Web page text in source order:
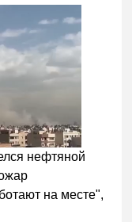
нефтяной
на месте",